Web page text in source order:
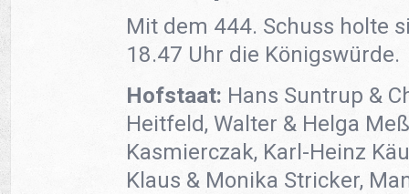
Mit dem 444. Schuss holte
18.47 Uhr die Königswürde.
Hofstaat: Hans Suntrup &
Heitfeld, Walter & Helga
Kasmierczak, Karl-Heinz
Klaus & Monika Stricker,